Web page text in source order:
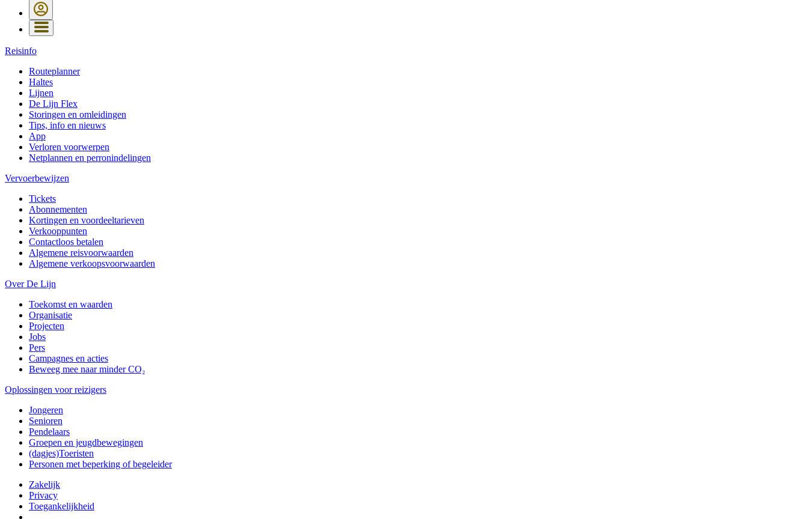
Reisinfo
Routeplanner
Haltes
Lijnen
De Lijn Flex
Storingen en omleidingen
Tips, info en nieuws
App
Verloren voorwerpen
Netplannen en perronindelingen
Vervoerbewijzen
Tickets
Abonnementen
Kortingen en voordeeltarieven
Verkooppunten
Contactloos betalen
Algemene reisvoorwaarden
Algemene verkoopsvoorwaarden
Over De Lijn
Toekomst en waarden
Organisatie
Projecten
Jobs
Pers
Campagnes en acties
Beweeg mee naar minder CO₂
Oplossingen voor reizigers
Jongeren
Senioren
Pendelaars
Groepen en jeugdbewegingen
(dagjes)Toeristen
Personen met beperking of begeleider
Zakelijk
Privacy
Toegankelijkheid